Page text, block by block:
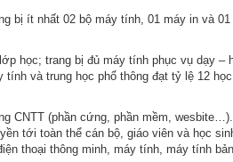
bị ít nhất 02 bộ máy tính, 01 máy in và
học; trang bị đủ máy tính phục vụ dạy –
và trung học phổ thông đạt tỷ lệ 12
CNTT (phần cứng, phần mềm,
tới toàn thể cán bộ, giáo viên và học
thoại thông minh, máy tính, máy tính